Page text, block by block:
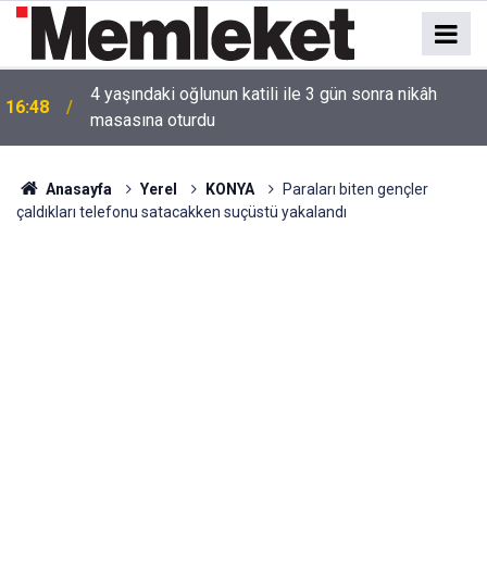
16:48
4 yaşındaki oğlunun katili ile 3 gün sonra nikâh
masasına oturdu
16:44
Mahallede korku dolu anlar: Gaz hattı delindi
Anasayfa Yerel KONYA
Paraları biten gençler
çaldıkları telefonu satacakken suçüstü yakalandı